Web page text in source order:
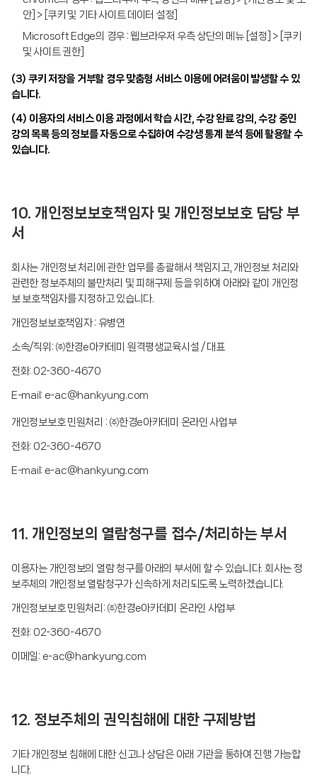
안] > [쿠키 및 기타 사이트 데이터 설정]
Microsoft Edge의 경우 : 웹브라우저 우측 상단의 메뉴 [설정] > [쿠키
및 사이트 권한]
(3) 쿠키 저장을 거부할 경우 맞춤형 서비스 이용에 어려움이 발생할 수 있
습니다.
(4) 이용자의 서비스 이용 과정에서 학습 시간, 수강 완료 강의, 수강 중인
강의 목록 등의 정보를 자동으로 수집하여 수강생 통계 분석 등에 활용할 수
있습니다.
10. 개인정보보호책임자 및 개인정보보호 담당 부
서
회사는 개인정보 처리에 관한 업무를 총괄해서 책임지고, 개인정보 처리와
관련한 정보주체의 불만처리 및 피해구제 등을 위하여 아래와 같이 개인정
보 보호책임자를 지정하고 있습니다.
개인정보보호책임자 : 유병연
소속/직위: ㈜한경e아카데미 원격평생교육시설 / 대표
전화: 02-360-4670
E-mail: e-ac@hankyung.com
개인정보보호 민원처리 : ㈜한경e아카데미 온라인 사업부
전화: 02-360-4670
E-mail: e-ac@hankyung.com
11. 개인정보의 열람청구를 접수/처리하는 부서
이용자는 개인정보의 열람 청구를 아래의 부서에 할 수 있습니다. 회사는 정
보주체의 개인정보 열람청구가 신속하게 처리되도록 노력하겠습니다.
개인정보보호 민원처리: ㈜한경e아카데미 온라인 사업부
전화: 02-360-4670
이메일: e-ac@hankyung.com
12. 정보주체의 권익침해에 대한 구제방법
기타 개인정보 침해에 대한 신고나 상담은 아래 기관을 통하여 진행 가능합
니다.